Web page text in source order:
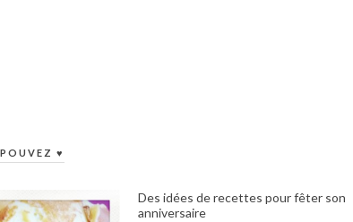
♥
Des idées de recettes pour fêter son
anniversaire